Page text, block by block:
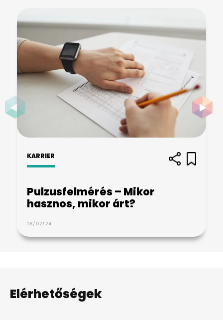
KARRIER
Pulzusfelmérés – Mikor
hasznos, mikor árt?
26/02/24
Elérhetőségek